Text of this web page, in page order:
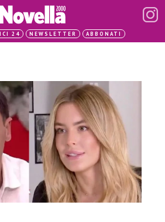
24 NEWSLETTER ABBONATI